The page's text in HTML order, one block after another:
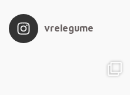
vrelegume